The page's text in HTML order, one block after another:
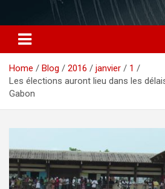
Home Blog 2016 janvier
1
Les élections auront lieu dans les
Gabon